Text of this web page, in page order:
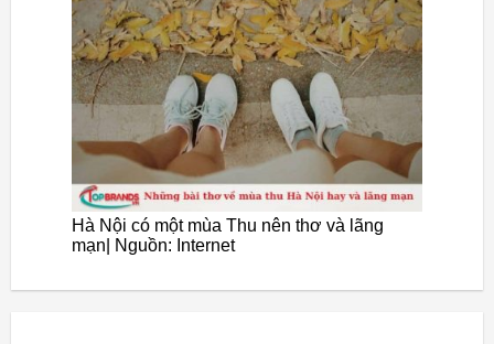
Hà Nội có một mùa Thu nên thơ và lãng
mạn| Nguồn: Internet